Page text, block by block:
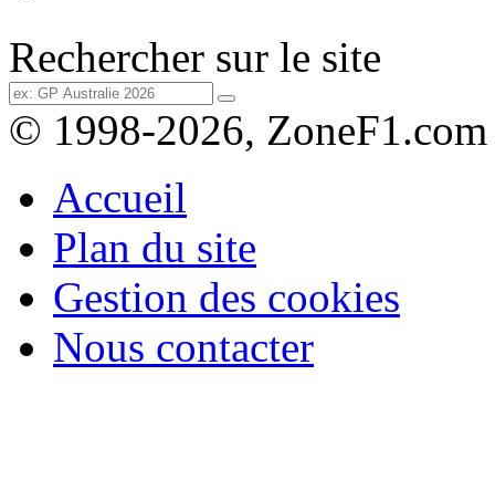
Rechercher sur le site
© 1998-2026, ZoneF1.com
Accueil
Plan du site
Gestion des cookies
Nous contacter